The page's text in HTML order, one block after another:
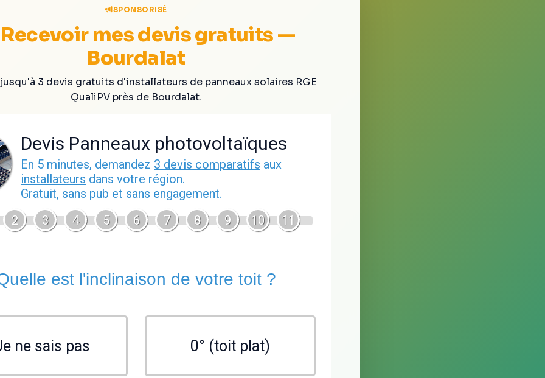
SPONSORISÉ
mes devis gratuits —
Bourdalat
3 devis gratuits d'installateurs de panneaux solaires RGE
QualiPV près de Bourdalat.
Devis Panneaux photovoltaïques
En 5 minutes, demandez 3 devis comparatifs aux
installateurs dans votre région.
Gratuit, sans pub et sans engagement.
2
3 4 5 6 7 8 9 10 11
est l'inclinaison de votre toit ?
ne sais pas 0° (toit plat)